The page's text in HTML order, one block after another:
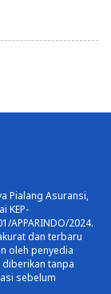
Pialang Asuransi,
KEP-
APPARINDO/2024.
dan terbaru
oleh penyedia
tanpa
sebelum